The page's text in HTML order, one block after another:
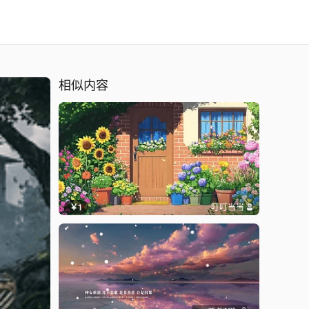
相似内容
￥1 叮叮当当